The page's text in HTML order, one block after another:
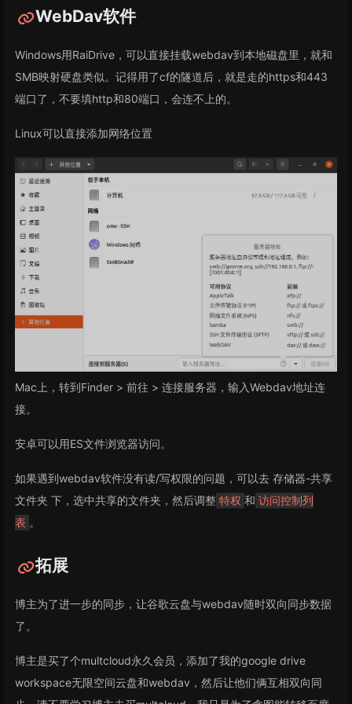
WebDav软件
Windows用RaiDrive，可以直接挂载webdav到本地磁盘里，就和
SMB映射硬盘类似。记得用了cf的隧道后，就是走的https和443
端口了，不要填http和80端口，会连不上的。
Linux可以直接添加网络位置
Mac上，转到Finder > 前往 > 连接服务器，输入Webdav地址连
接。
安卓可以用ES文件浏览器访问。
如果遇到webdav软件没有读/写权限的问题，可以去 存储器-共享
文件夹 下，选中共享的文件夹，然后调整 特权 和 访问控制列
表 。
拓展
博主为了进一步的同步，让谷歌云盘与webdav随时双向同步数据
了。
博主是买了个multcloud永久会员，添加了我的google drive
workspace无限空间云盘和webdav，然后让他们俩互相双向同